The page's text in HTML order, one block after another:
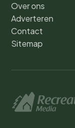
Over ons
Adverteren
Contact
Sitemap